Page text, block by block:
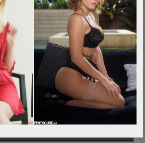
8, 2026
kapott Majka:
számolt be az
aug 8, 2026